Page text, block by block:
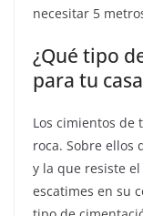
necesitar 5
¿Qué tipo
para tu
Los cimientos de
roca. Sobre ellos
y la que resiste
escatimes en su